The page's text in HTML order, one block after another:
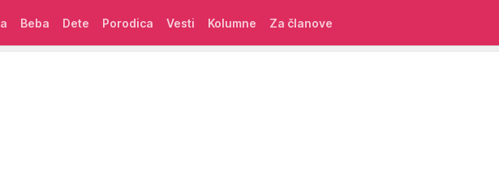
Beba Dete Porodica Vesti Kolumne Za članove